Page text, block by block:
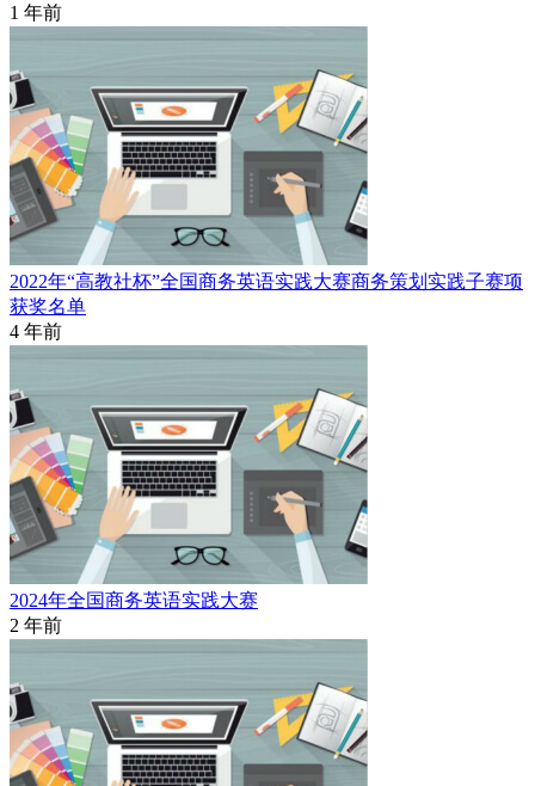
1 年前
2022年“高教社杯”全国商务英语实践大赛商务策划实践子赛项
获奖名单
4 年前
2024年全国商务英语实践大赛
2 年前